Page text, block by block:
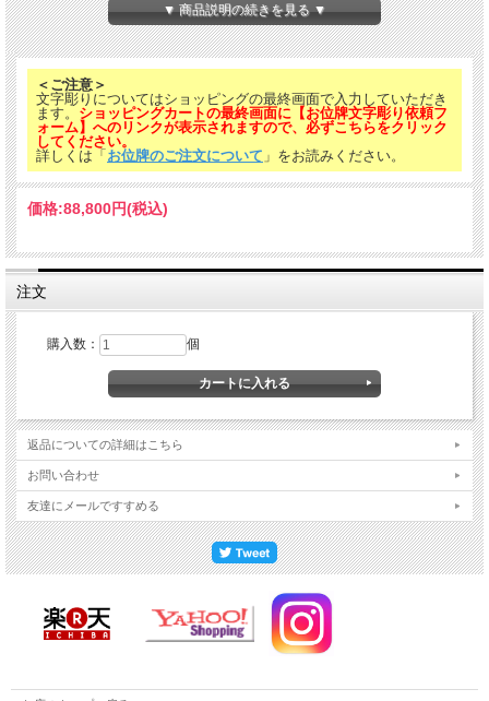
■通常、繰り出し位牌には『○○家先祖代々之霊位』と彫ります。
▼ 商品説明の続きを見る ▼
＜ご注意＞
文字彫りについてはショッピングの最終画面で入力していただき
ます。 ショッピングカートの最終画面に【お位牌文字彫り依頼フ
ォーム】へのリンクが表示されますので、必ずこちらをクリック
してください。
詳しくは「お位牌のご注文について 」をお読みください。
価格:88,800円(税込)
注文
購入数： 個
返品についての詳細はこちら
お問い合わせ
友達にメールですすめる